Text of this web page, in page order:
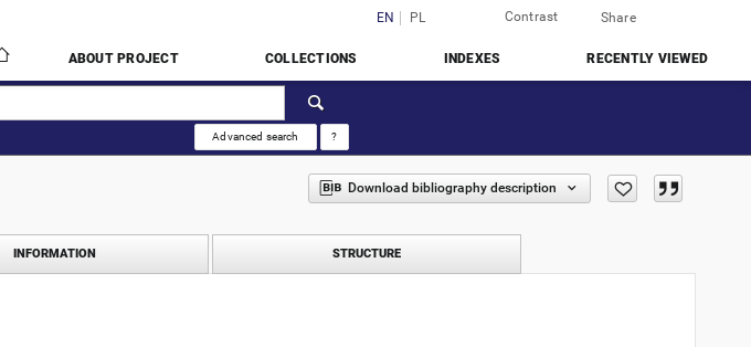
EN PL Contrast Share
ABOUT PROJECT COLLECTIONS INDEXES RECENTLY VIEWED
Advanced search ?
Download bibliography description
INFORMATION STRUCTURE